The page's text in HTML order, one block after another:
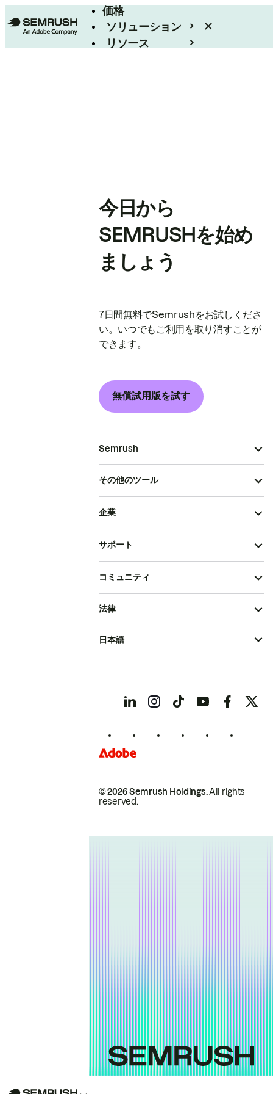
価格
ソリューション
リソース
今日から
SEMRUSHを始め
ましょう
7日間無料でSemrushをお試しくださ
い。いつでもご利用を取り消すことが
できます。
無償試用版を試す
Semrush
その他のツール
企業
サポート
コミュニティ
© 2026 Semrush Holdings.All rights
reserved.
法律
日本語